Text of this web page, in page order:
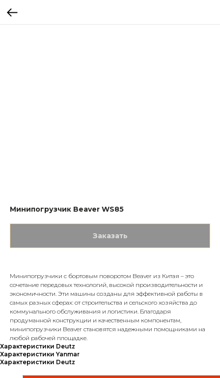
Минипогрузчик Beaver WS85
Заказать
Минипогрузчики с бортовым поворотом Beaver из Китая – это
сочетание передовых технологий, высокой производительности и
экономичности. Эти машины созданы для эффективной работы в
самых разных сферах: от строительства и сельского хозяйства до
коммунального обслуживания и логистики. Благодаря
продуманной конструкции и качественным компонентам,
минипогрузчики Beaver становятся надежными помощниками на
любой рабочей площадке.
Характеристики Deutz
Характеристики Yanmar
Характеристики Deutz